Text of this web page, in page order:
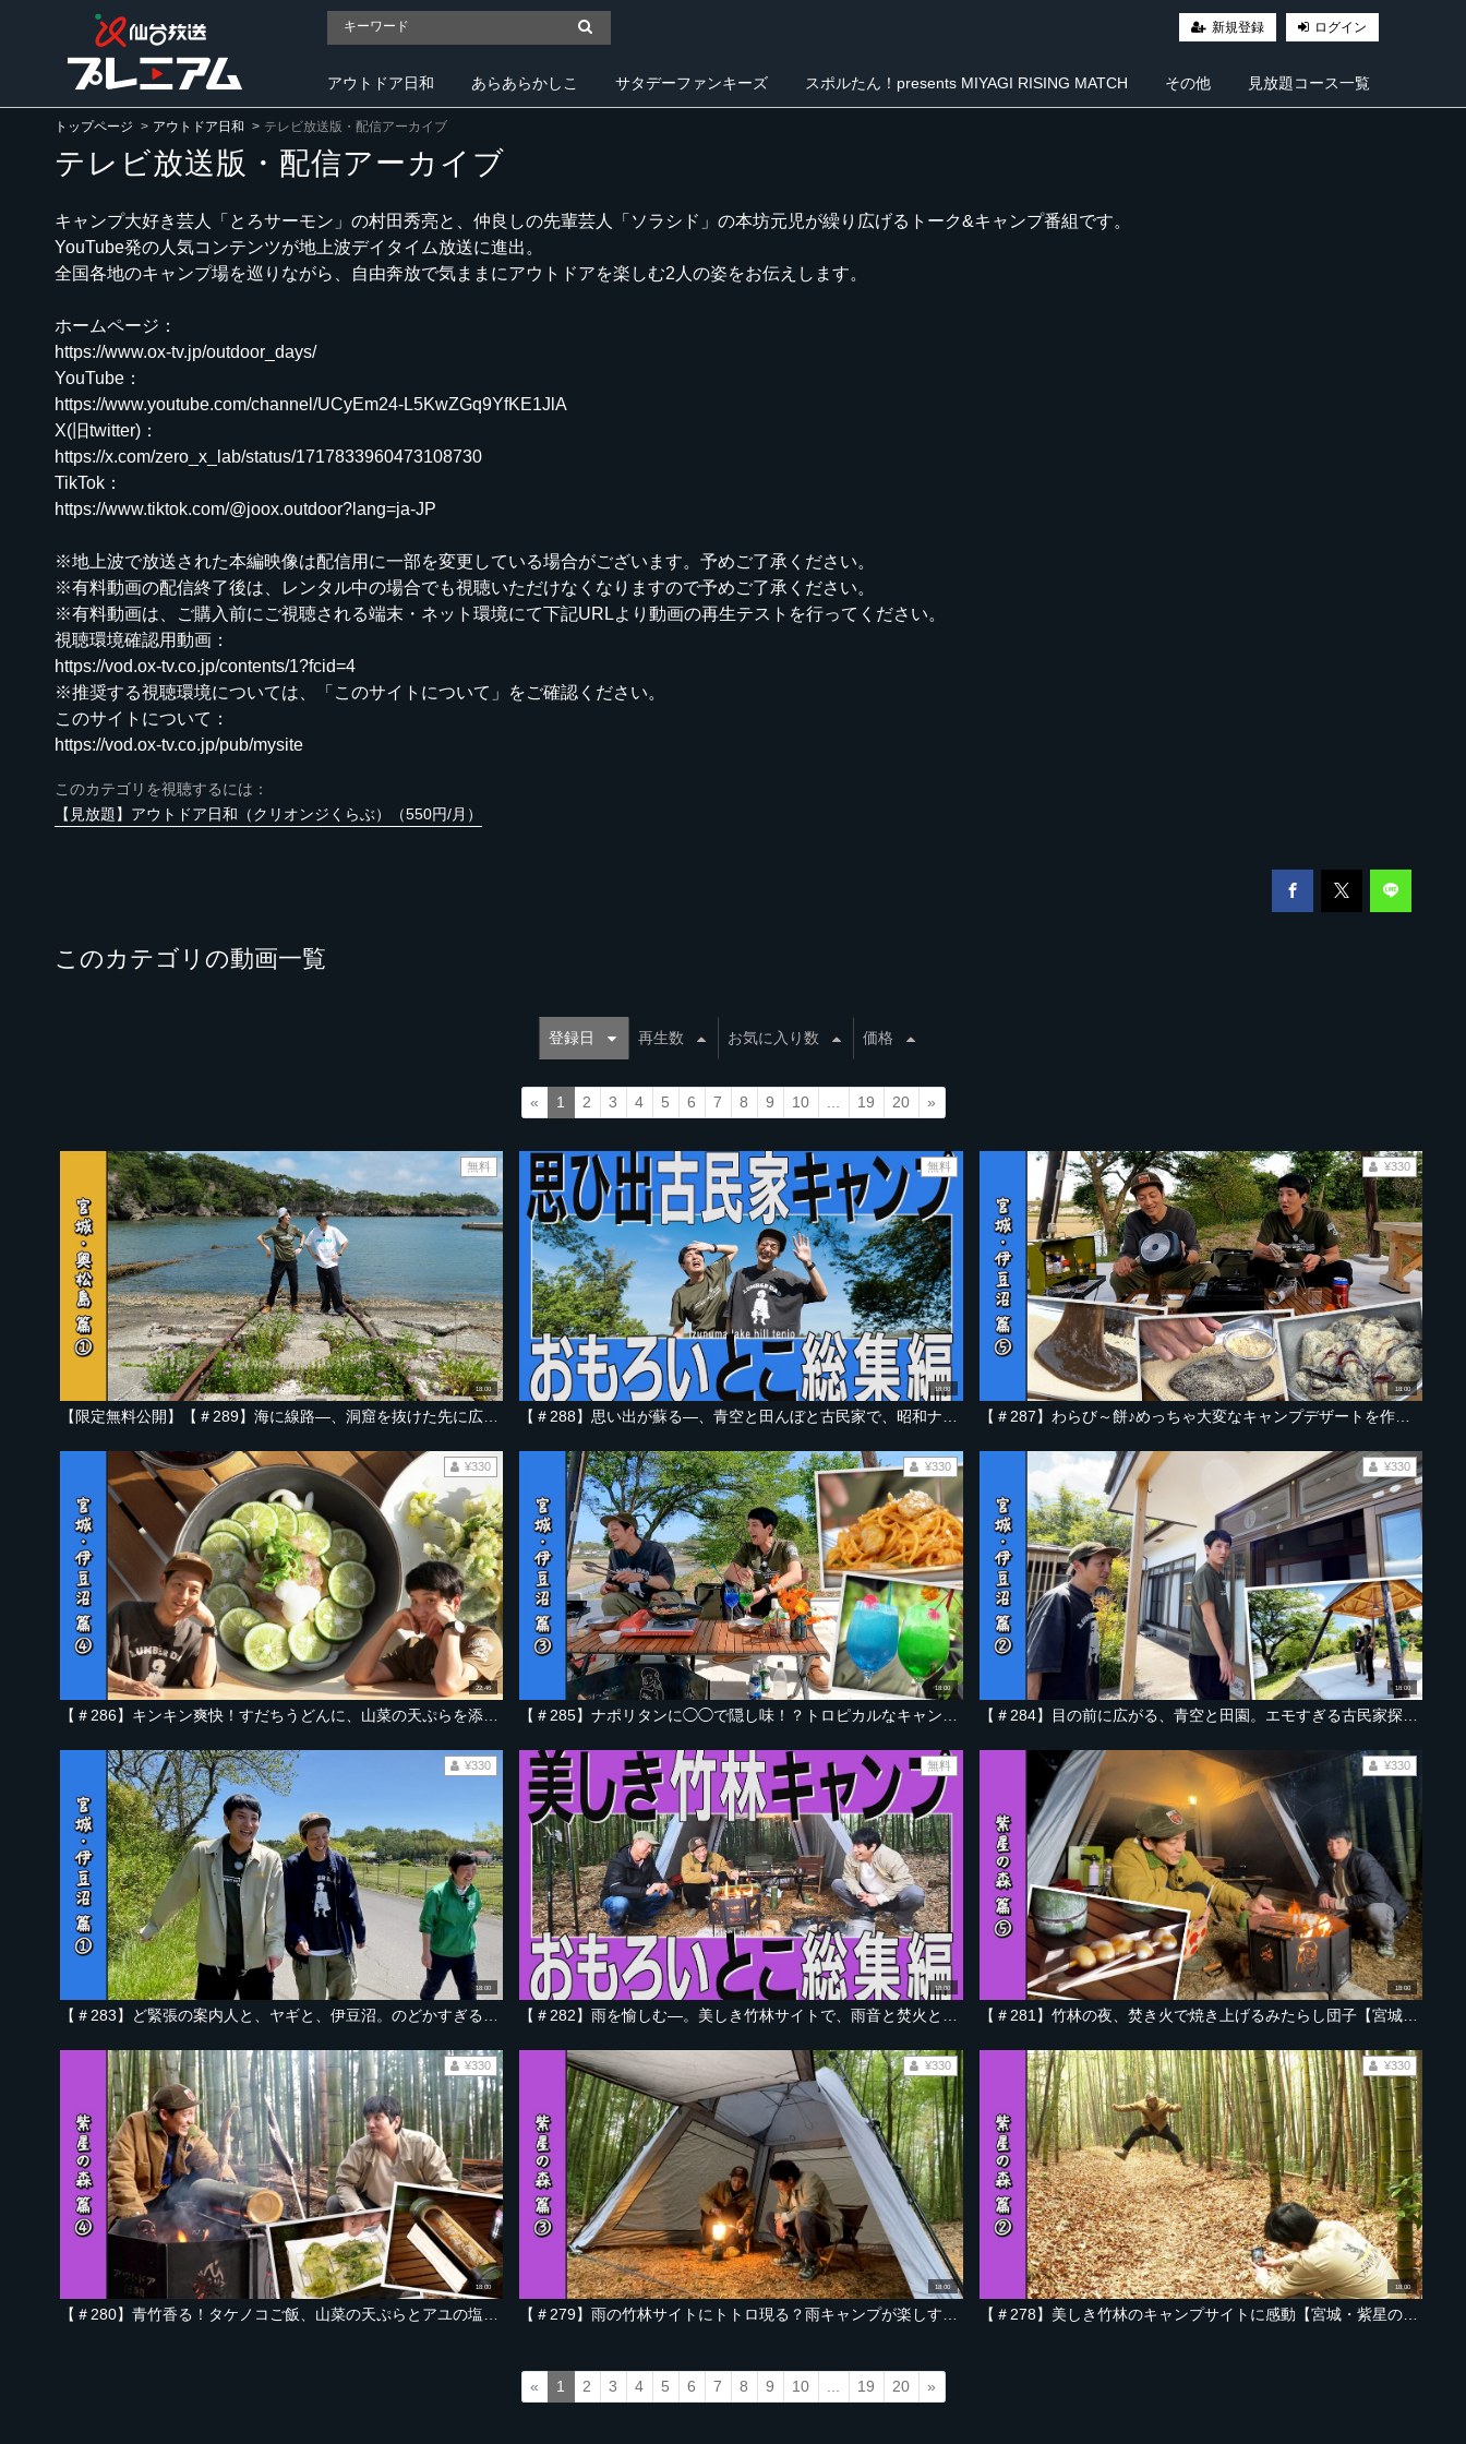
新規登録 ログイン
アウトドア日和 あらあらかしこ サタデーファンキーズ スポルたん！presents MIYAGI RISING MATCH その他 見放題コース一覧
トップページ アウトドア日和 テレビ放送版・配信アーカイブ
テレビ放送版・配信アーカイブ
キャンプ大好き芸人「とろサーモン」の村田秀亮と、仲良しの先輩芸人「ソラシド」の本坊元児が繰り広げるトーク&キャンプ番組です。
YouTube発の人気コンテンツが地上波デイタイム放送に進出。
全国各地のキャンプ場を巡りながら、自由奔放で気ままにアウトドアを楽しむ2人の姿をお伝えします。
ホームページ：
https://www.ox-tv.jp/outdoor_days/
YouTube：
https://www.youtube.com/channel/UCyEm24-L5KwZGq9YfKE1JlA
X(旧twitter)：
https://x.com/zero_x_lab/status/1717833960473108730
TikTok：
https://www.tiktok.com/@joox.outdoor?lang=ja-JP
※地上波で放送された本編映像は配信用に一部を変更している場合がございます。予めご了承ください。
※有料動画の配信終了後は、レンタル中の場合でも視聴いただけなくなりますので予めご了承ください。
※有料動画は、ご購入前にご視聴される端末・ネット環境にて下記URLより動画の再生テストを行ってください。
視聴環境確認用動画：
https://vod.ox-tv.co.jp/contents/1?fcid=4
※推奨する視聴環境については、「このサイトについて」をご確認ください。
このサイトについて：
https://vod.ox-tv.co.jp/pub/mysite
このカテゴリを視聴するには：
【見放題】アウトドア日和（クリオンジくらぶ）（550円/月）
このカテゴリの動画一覧
登録日 再生数 お気に入り数 価格
« 1 2 3 4 5 6 7 8 9 10 19 20 »
18:00
無料
18:00
無料
18:00
【＃287】わらび～餅♪めっちゃ大変なキャンプデザートを作ってしまった件【宮城・伊豆沼編 Part-05】
¥330
22:46
¥330
18:00
¥330
18:00
¥330
18:00
¥330
18:00
無料
18:00
【＃281】竹林の夜、焚き火で焼き上げるみたらし団子【宮城・紫星の森 編 Part-05】
¥330
18:00
¥330
18:00
¥330
18:00
【＃278】美しき竹林のキャンプサイトに感動【宮城・紫星の森 編 Part-02】
¥330
« 1 2 3 4 5 6 7 8 9 10 19 20 »